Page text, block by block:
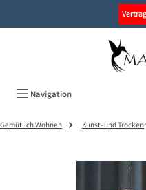
Navigation
Gemütlich Wohnen Kunst- und